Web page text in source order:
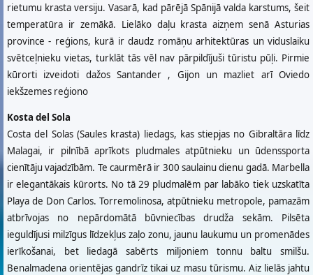
rietumu krasta versiju. Vasarā, kad pārējā Spānijā valda karstums, šeit
temperatūra ir zemākā. Lielāko daļu krasta aizņem senā Asturias
province - reģions, kurā ir daudz romāņu arhitektūras un viduslaiku
svētceļnieku vietas, turklāt tās vēl nav pārpildījuši tūristu pūļi. Pirmie
kūrorti izveidoti dažos Santander , Gijon un mazliet arī Oviedo
iekšzemes reģiono
Kosta del Sola
Costa del Solas (Saules krasta) liedags, kas stiepjas no Gibraltāra līdz
Malagai, ir pilnībā aprīkots pludmales atpūtnieku un ūdenssporta
cienītāju vajadzībām. Te caurmērā ir 300 saulainu dienu gadā. Marbella
ir elegantākais kūrorts. No tā 29 pludmalēm par labāko tiek uzskatīta
Playa de Don Carlos. Torremolinosa, atpūtnieku metropole, pamazām
atbrīvojas no nepārdomātā būvniecības drudža sekām. Pilsēta
ieguldījusi milzīgus līdzekļus zaļo zonu, jaunu laukumu un promenādes
ierīkošanai, bet liedagā sabērts miljoniem tonnu baltu smilšu.
Benalmadena orientējas gandrīz tikai uz masu tūrismu. Aiz lielās jahtu